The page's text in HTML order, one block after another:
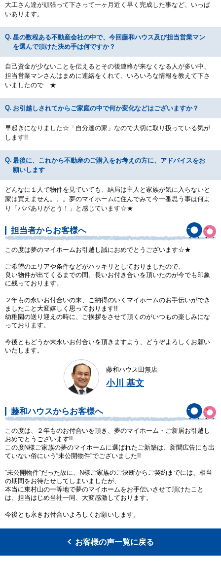
大工さん達が頑張って下さって一ヶ月近く早く完成した事など、いっぱ
いあります。
星の数程ある不動産会社の中で、今回藤和ハウス及び担当営業マン
を選んで頂けた決め手は何ですか？
自己資金が少ないことを伝えるとその後連絡が来なくなる人が多い中、
担当営業マンさんはまめに連絡をくれて、いろいろな情報を教えて下さ
いましたので…★
お引越しされてからご家庭の中で何か変化などはございますか？
早起きになりました☆「自分達の家」なので大切に取り扱っている気が
します!!
最後に、これから不動産のご購入をお考えの方に、アドバイスをお
願いします
どんなに１人で物件を見ていても、結局は主人と家族が気に入らないと
家は買えません。。。夢のマイホームに住んでみて今一番思う事は何よ
り「パパありがとう！」と感じています☆★
担当者からお客様へ
この度は夢のマイホームお引越し誠におめでとうございます☆★
ご希望のエリアや条件などがハッキリとしておりましたので、
良い物件が出てくるまでの間、長いお付き合いを頂いたのが今でも印象
に残っております。
２年もの永いお付合いの末、ご納得のいくマイホームのお手伝いができ
ましたこと大変嬉しく思っております!!
幼稚園の送り迎えの時に、ご挨拶をさせて頂くのがいつもの楽しみにな
っております。
今後ともどうか末永いお付合いを頂きますよう、どうぞよろしくお願い
いたします。
藤和ハウス田無店
小川 基文
藤和ハウスからお客様へ
この度は、２年ものお付合いを頂き、夢のマイホーム・ご新居お引越し
おめでとうございます!!
この度N様ご家族の夢のマイホームに選ばれたご新築は、新聞広告にも出
ていない俗にいう“未公開物件”でございました!!
“未公開物件”だった故に、N様ご家族のご決断からご契約までには、相当
の期間をお待たせしてしまいましたが、
本当に東村山の一等地で夢のマイホームをお手伝いさせて頂けたこと
は、担当はじめ当社一同、大変感激しております。
今後とも永きお付合いよろしくお願いします。
お客様の声一覧に戻る